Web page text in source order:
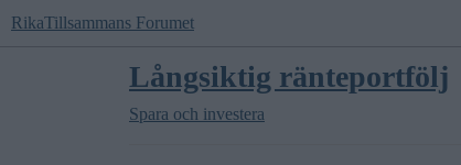
RikaTillsammans Forumet
Långsiktig ränteportfölj
Spara och investera